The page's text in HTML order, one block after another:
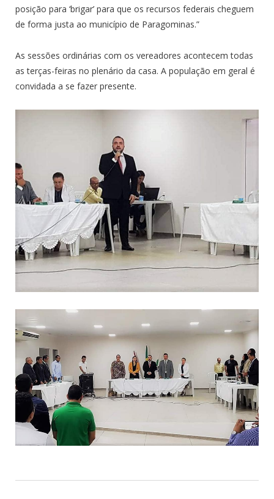
posição para ‘brigar’ para que os recursos federais cheguem
de forma justa ao município de Paragominas.”
As sessões ordinárias com os vereadores acontecem todas
as terças-feiras no plenário da casa. A população em geral é
convidada a se fazer presente.